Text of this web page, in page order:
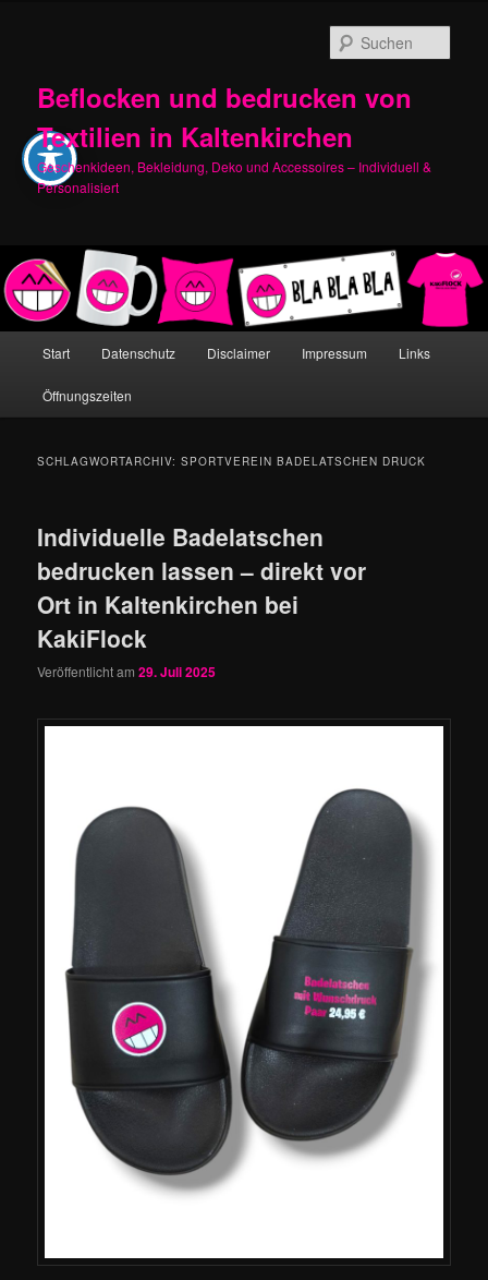
Beflocken und bedrucken von
Textilien in Kaltenkirchen
Geschenkideen, Bekleidung, Deko und Accessoires – Individuell &
Personalisiert
Start Datenschutz Disclaimer Impressum Links
Öffnungszeiten
SCHLAGWORTARCHIV:SPORTVEREIN BADELATSCHEN DRUCK
Individuelle Badelatschen
bedrucken lassen – direkt vor
Ort in Kaltenkirchen bei
KakiFlock
Veröffentlicht am29. Juli 2025